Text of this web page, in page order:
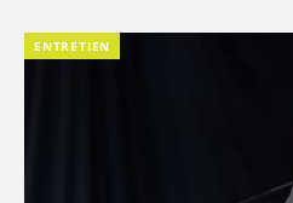
ENTRETIEN